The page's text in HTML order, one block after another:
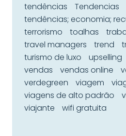
tendências
Tendencias
tendências; economia;
terrorismo
toalhas
travel managers
trend
turismo de luxo
upselling
vendas
vendas online
verdegreen
viagem
viagens de alto padrão
viajante
wifi gratuita